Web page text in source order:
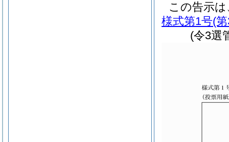
この告示
様式第1号(
(令3選